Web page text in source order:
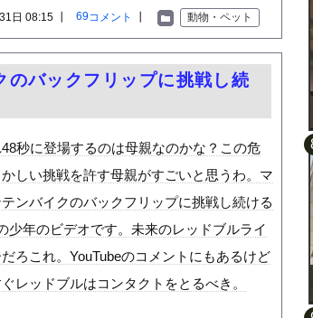
ョン」イベントで魅せた透明感【画...
らｗｗｗ
されてしまう…
ゃないの？
本の対応のスピードに世界が衝撃
爆笑されてしまうｗｗｗ
するがいいな？と問うと、元嫁...
急増…ウクライナメディア！
憶測が飛び交う。1週間ぶりの投...
動物・ペット
69コメント
日 08:15 ┃
バックフリップに挑戦し続
48秒に登場するのは母親なのかな？この危
しい挑戦を許す母親がすごいと思うわ。マ
ンバイクのバックフリップに挑戦し続ける
少年のビデオです。未来のレッドブルライ
だろこれ。YouTubeのコメントにもあるけど
レッドブルはコンタクトをとるべき。